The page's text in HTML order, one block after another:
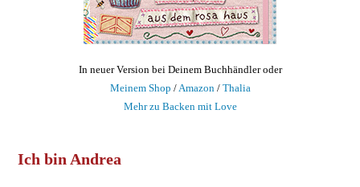
In neuer Version bei Deinem Buchhändler oder
Meinem Shop / Amazon / Thalia
Mehr zu Backen mit Love
Ich bin Andrea